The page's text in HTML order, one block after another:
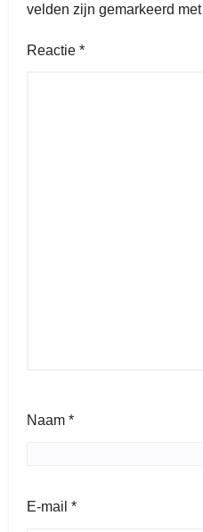
velden zijn gemarkeerd met
Reactie *
Naam *
E-mail *